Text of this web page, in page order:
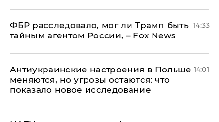
ФБР расследовало, мог ли Трамп быть
тайным агентом России, – Fox News
14:33
Антиукраинские настроения в Польше
меняются, но угрозы остаются: что
показало новое исследование
14:01